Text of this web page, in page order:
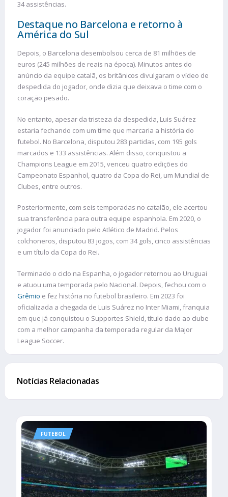
34 assistências.
Destaque no Barcelona e retorno à
América do Sul
Depois, o Barcelona desembolsou cerca de 81 milhões de
euros (245 milhões de reais na época). Minutos antes do
anúncio da equipe catalã, os britânicos divulgaram o vídeo de
despedida do jogador, onde dizia que deixava o time com o
coração pesado.
No entanto, apesar da tristeza da despedida, Luis Suárez
estaria fechando com um time que marcaria a história do
futebol. No Barcelona, disputou 283 partidas, com 195 gols
marcados e 133 assistências. Além disso, conquistou a
Champions League em 2015, venceu quatro edições do
Campeonato Espanhol, quatro da Copa do Rei, um Mundial de
Clubes, entre outros.
Posteriormente, com seis temporadas no catalão, ele acertou
sua transferência para outra equipe espanhola. Em 2020, o
jogador foi anunciado pelo Atlético de Madrid. Pelos
colchoneros, disputou 83 jogos, com 34 gols, cinco assistências
e um título da Copa do Rei.
Terminado o ciclo na Espanha, o jogador retornou ao Uruguai
e atuou uma temporada pelo Nacional. Depois, fechou com o
Grêmio e fez história no futebol brasileiro. Em 2023 foi
oficializada a chegada de Luis Suárez no Inter Miami, franquia
em que já conquistou o Supportes Shield, título dado ao clube
com a melhor campanha da temporada regular da Major
League Soccer.
Notícias Relacionadas
FUTEBOL